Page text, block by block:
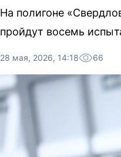
На полигоне
пройдут восемь
28 мая, 2026, 14:18 66